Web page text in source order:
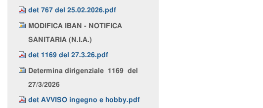
det 767 del 25.02.2026.pdf
MODIFICA IBAN - NOTIFICA
SANITARIA (N.I.A.)
det 1169 del 27.3.26.pdf
Determina dirigenziale 1169 del
27/3/2026
det AVVISO ingegno e hobby.pdf